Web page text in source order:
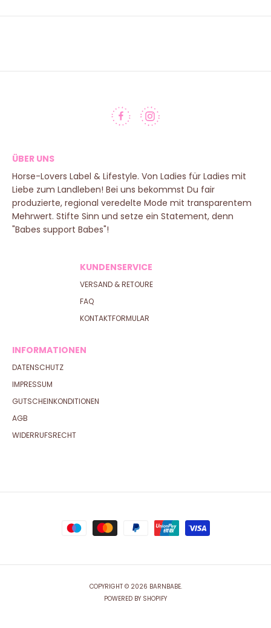
ÜBER UNS
Horse-Lovers Label & Lifestyle. Von Ladies für Ladies mit
Liebe zum Landleben! Bei uns bekommst Du fair
produzierte, regional veredelte Mode mit transparentem
Mehrwert. Stifte Sinn und setze ein Statement, denn
"Babes support Babes"!
KUNDENSERVICE
VERSAND & RETOURE
FAQ
KONTAKTFORMULAR
INFORMATIONEN
DATENSCHUTZ
IMPRESSUM
GUTSCHEINKONDITIONEN
AGB
WIDERRUFSRECHT
COPYRIGHT © 2026 BARNBABE.
POWERED BY SHOPIFY